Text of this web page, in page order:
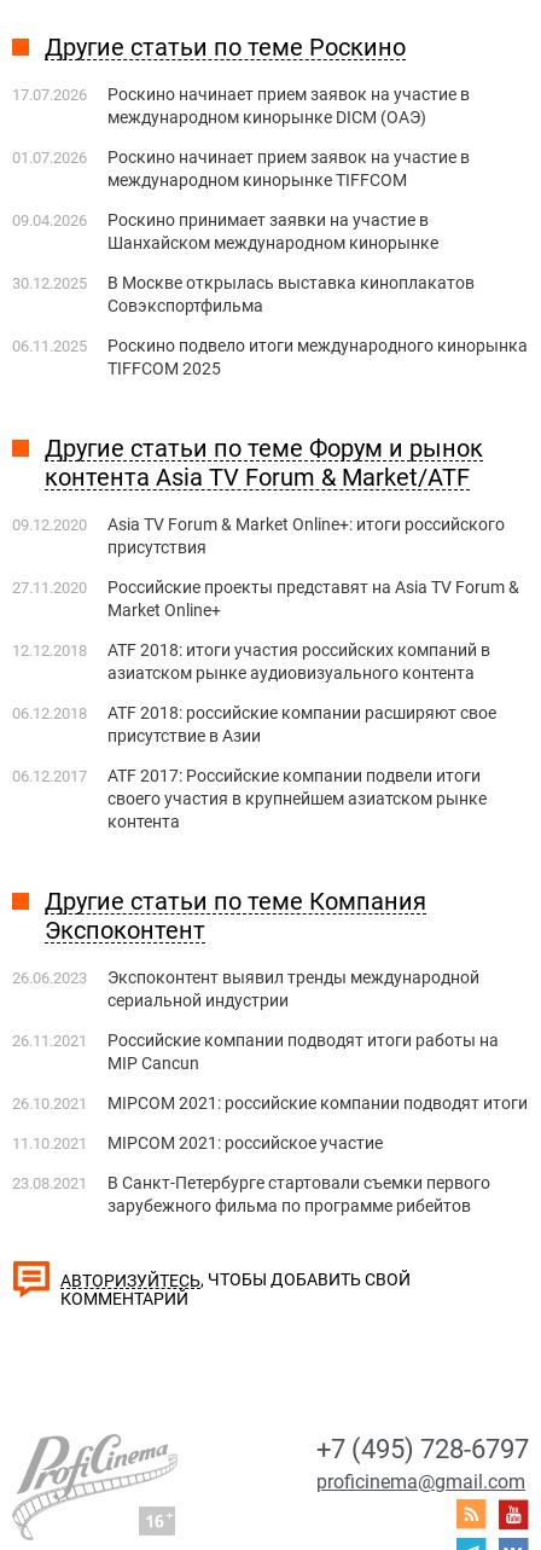
Другие статьи по теме Роскино
17.07.2026
Роскино начинает прием заявок на участие в
международном кинорынке DICM (ОАЭ)
01.07.2026
Роскино начинает прием заявок на участие в
международном кинорынке TIFFCOM
09.04.2026
Роскино принимает заявки на участие в
Шанхайском международном кинорынке
30.12.2025
В Москве открылась выставка киноплакатов
Совэкспортфильма
06.11.2025
Роскино подвело итоги международного кинорынка
TIFFCOM 2025
Другие статьи по теме Форум и рынок
контента Asia TV Forum & Market/ATF
09.12.2020
Asia TV Forum & Market Online+: итоги российского
присутствия
27.11.2020
Российские проекты представят на Asia TV Forum &
Market Online+
12.12.2018
ATF 2018: итоги участия российских компаний в
азиатском рынке аудиовизуального контента
06.12.2018
ATF 2018: российские компании расширяют свое
присутствие в Азии
06.12.2017
ATF 2017: Российские компании подвели итоги
своего участия в крупнейшем азиатском рынке
контента
Другие статьи по теме Компания
Экспоконтент
26.06.2023
Экспоконтент выявил тренды международной
сериальной индустрии
26.11.2021
Российские компании подводят итоги работы на
MIP Cancun
26.10.2021 MIPCOM 2021: российские компании подводят итоги
11.10.2021 MIPCOM 2021: российское участие
23.08.2021
В Санкт-Петербурге стартовали съемки первого
зарубежного фильма по программе рибейтов
АВТОРИЗУЙТЕСЬ, ЧТОБЫ ДОБАВИТЬ СВОЙ
КОММЕНТАРИЙ
+7 (495) 728-6797
proficinema@gmail.com